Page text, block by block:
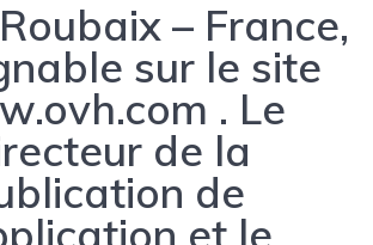
– France,
sur le site
. Le
de la
de
et le